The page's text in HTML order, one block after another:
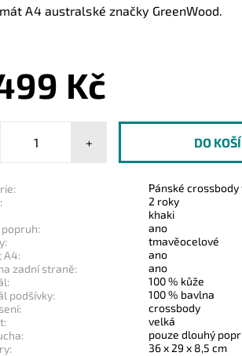
A4 australské značky GreenWood.
Kč
+
Pánské crossbody
2 roky
khaki
ano
tmavěocelové
A4:
ano
zadní straně:
ano
100 % kůže
podšívky:
100 % bavlna
crossbody
velká
pouze dlouhý
36 x 29 x 8,5 cm